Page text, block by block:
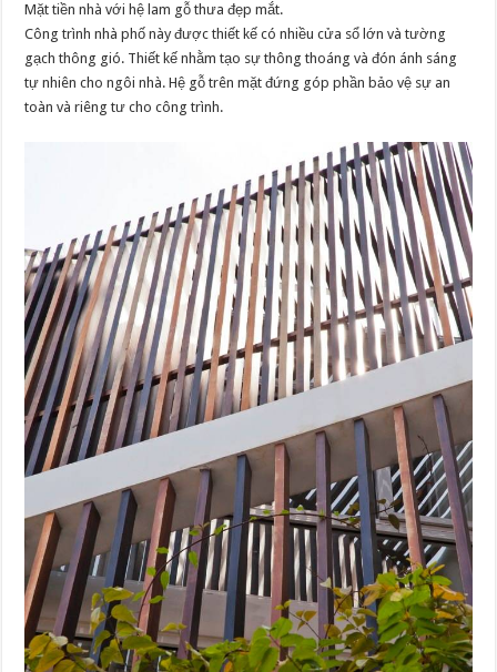
Mặt tiền nhà với hệ lam gỗ thưa đẹp mắt.
Công trình nhà phố này được thiết kế có nhiều cửa sổ lớn và tường
gạch thông gió. Thiết kế nhằm tạo sự thông thoáng và đón ánh sáng
tự nhiên cho ngôi nhà. Hệ gỗ trên mặt đứng góp phần bảo vệ sự an
toàn và riêng tư cho công trình.